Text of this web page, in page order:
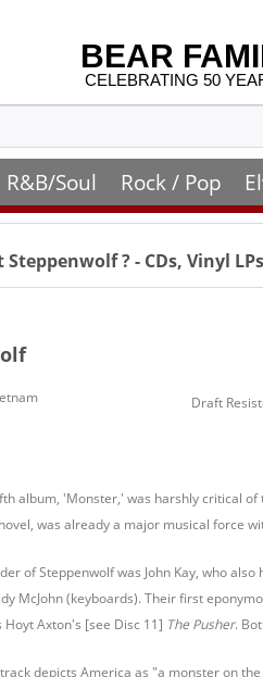
BEAR
CELEBRATING 50
R&B/Soul Rock / Pop
Steppenwolf? - CDs, Vinyl
Draft
album, 'Monster,' was harshly critical
was already a major musical force
of Steppenwolf was John Kay, who
McJohn (keyboards). Their first
Hoyt Axton's [see Disc 11] The Pusher.
depicts America as "a monster on